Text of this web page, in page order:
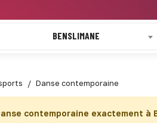
BENSLIMANE
Danse contemporaine
contemporaine exactement à